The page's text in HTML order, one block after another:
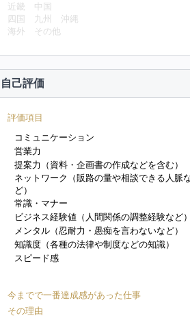
近畿
中国
四国
九州
沖縄
海外
その他
自己評価
評価項目
コミュニケーション
営業力
提案力（資料・企画書の作成などを含む）
ネットワーク（販路の量や相談できる人脈
ど）
常識・マナー
ビジネス経験値（人間関係の調整経験など
メンタル（忍耐力・愚痴を言わないなど）
知識度（各種の法律や制度などの知識）
スピード感
今までで一番達成感があった仕事
その理由